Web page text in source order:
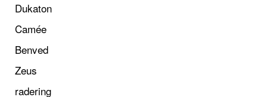
Dukaton
Camée
Benved
Zeus
radering